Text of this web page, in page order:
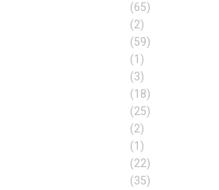
(65)
(2)
(59)
(1)
(3)
(18)
(25)
(2)
(1)
(22)
(35)